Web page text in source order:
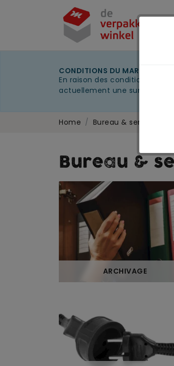
CONDITIONS DU MARCHÉ EN
En raison des conditions
actuellement une surcharge
Home Bureau & services
Bureau &
ARCHIVAGE